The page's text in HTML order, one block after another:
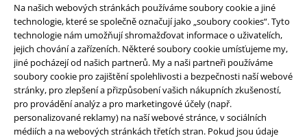
Na našich webových stránkách používáme soubory cookie a jiné
technologie, které se společně označují jako „soubory cookies“. Tyto
technologie nám umožňují shromažďovat informace o uživatelích,
jejich chování a zařízeních. Některé soubory cookie umísťujeme my,
jiné pocházejí od našich partnerů. My a naši partneři používáme
soubory cookie pro zajištění spolehlivosti a bezpečnosti naší webové
stránky, pro zlepšení a přizpůsobení vašich nákupních zkušeností,
pro provádění analýz a pro marketingové účely (např.
personalizované reklamy) na naší webové stránce, v sociálních
médiích a na webových stránkách třetích stran. Pokud jsou údaje
Právní informace